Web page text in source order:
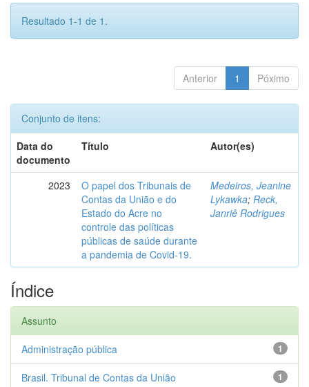
Resultado 1-1 de 1.
Anterior 1 Póximo
Conjunto de itens:
Data do
documento
Título Autor(es)
2023
O papel dos Tribunais de
Contas da União e do
Estado do Acre no
controle das políticas
públicas de saúde durante
a pandemia de Covid-19.
Medeiros, Jeanine
Lykawka; Reck,
Janriê Rodrigues
Índice
Assunto
1
Administração pública
1
Brasil. Tribunal de Contas da União